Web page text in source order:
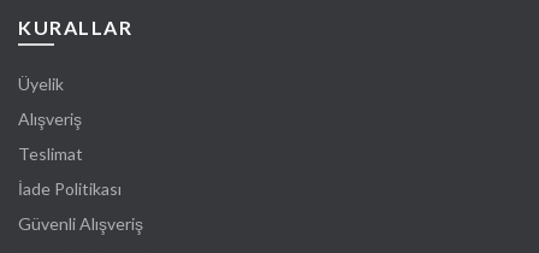
KURALLAR
Üyelik
Alışveriş
Teslimat
İade Politikası
Güvenli Alışveriş